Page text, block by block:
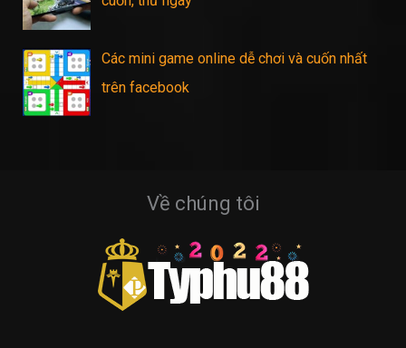
Các mini game online dễ chơi và cuốn nhất
trên facebook
Về chúng tôi